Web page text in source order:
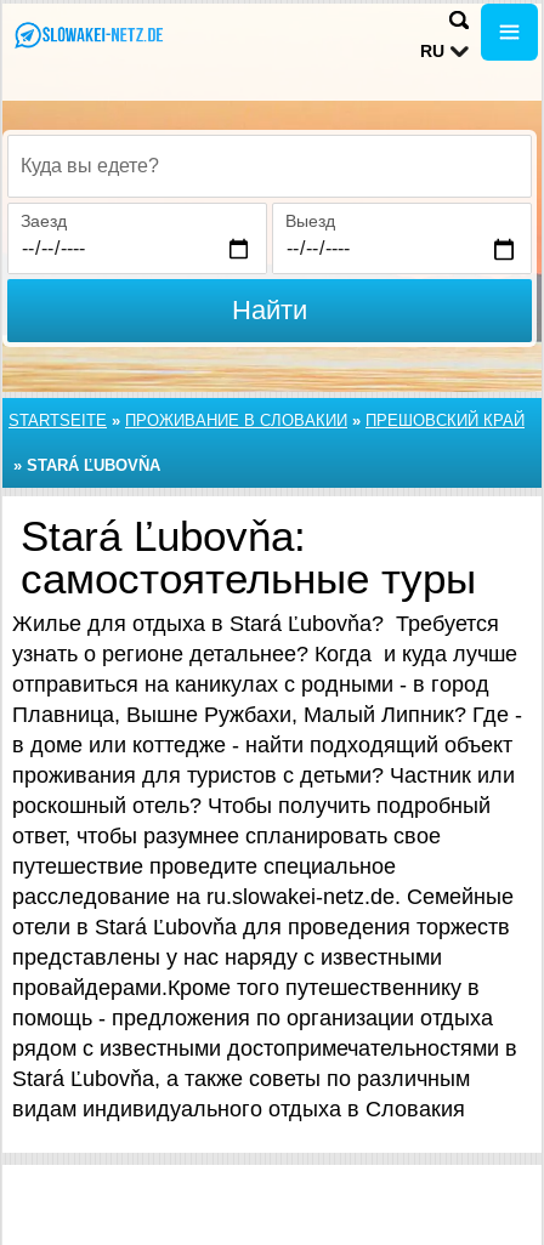
RU
Куда вы едете?
Заезд Выезд
Найти
STARTSEITE » ПРОЖИВАНИЕ В СЛОВАКИИ » ПРЕШОВСКИЙ КРАЙ
» STARÁ ĽUBOVŇA
Stará Ľubovňa:
самостоятельные туры
Жилье для отдыха в Stará Ľubovňa? Требуется
узнать о регионе детальнее? Когда и куда лучше
отправиться на каникулах с родными - в город
Плавница, Вышне Ружбахи, Малый Липник? Где -
в доме или коттедже - найти подходящий объект
проживания для туристов с детьми? Частник или
роскошный отель? Чтобы получить подробный
ответ, чтобы разумнее спланировать свое
путешествие проведите специальное
расследование на ru.slowakei-netz.de. Семейные
отели в Stará Ľubovňa для проведения торжеств
представлены у нас наряду c известными
провайдерами.Кроме того путешественнику в
помощь - предложения по организации отдыха
рядом с известными достопримечательностями в
Stará Ľubovňa, а также советы по различным
видам индивидуального отдыха в Словакия